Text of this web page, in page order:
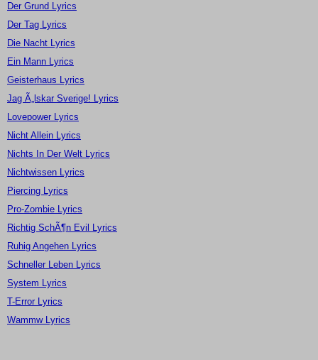
Der Grund Lyrics
Der Tag Lyrics
Die Nacht Lyrics
Ein Mann Lyrics
Geisterhaus Lyrics
Jag Ã„lskar Sverige! Lyrics
Lovepower Lyrics
Nicht Allein Lyrics
Nichts In Der Welt Lyrics
Nichtwissen Lyrics
Piercing Lyrics
Pro-Zombie Lyrics
Richtig SchÃ¶n Evil Lyrics
Ruhig Angehen Lyrics
Schneller Leben Lyrics
System Lyrics
T-Error Lyrics
Wammw Lyrics